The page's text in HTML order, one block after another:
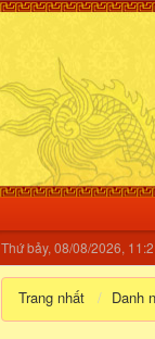
Thứ bảy, 08/08/2026,
Trang nhất Danh